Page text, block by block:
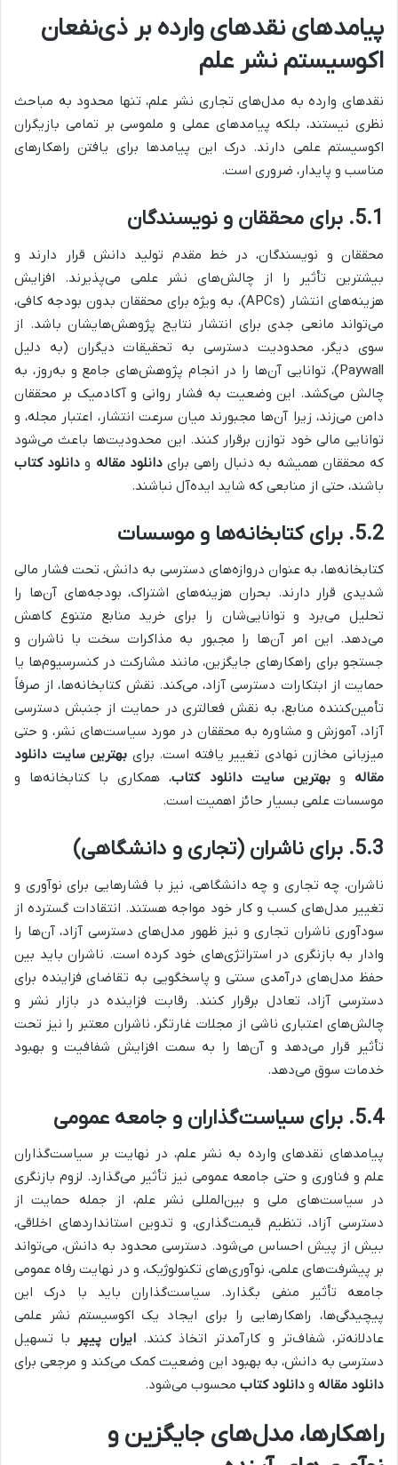
پیامدهای نقدهای وارده بر ذی‌نفعان
اکوسیستم نشر علم
نقدهای وارده به مدل‌های تجاری نشر علم، تنها محدود به مباحث
نظری نیستند، بلکه پیامدهای عملی و ملموسی بر تمامی بازیگران
اکوسیستم علمی دارند. درک این پیامدها برای یافتن راهکارهای
مناسب و پایدار، ضروری است.
5.1. برای محققان و نویسندگان
محققان و نویسندگان، در خط مقدم تولید دانش قرار دارند و
بیشترین تأثیر را از چالش‌های نشر علمی می‌پذیرند. افزایش
هزینه‌های انتشار (APCs)، به ویژه برای محققان بدون بودجه کافی،
می‌تواند مانعی جدی برای انتشار نتایج پژوهش‌هایشان باشد. از
سوی دیگر، محدودیت دسترسی به تحقیقات دیگران (به دلیل
Paywall)، توانایی آن‌ها را در انجام پژوهش‌های جامع و به‌روز، به
چالش می‌کشد. این وضعیت به فشار روانی و آکادمیک بر محققان
دامن می‌زند، زیرا آن‌ها مجبورند میان سرعت انتشار، اعتبار مجله، و
توانایی مالی خود توازن برقرار کنند. این محدودیت‌ها باعث می‌شود
که محققان همیشه به دنبال راهی برایدانلود مقاله و دانلود کتاب
باشند، حتی از منابعی که شاید ایده‌آل نباشند.
5.2. برای کتابخانه‌ها و موسسات
کتابخانه‌ها، به عنوان دروازه‌های دسترسی به دانش، تحت فشار مالی
شدیدی قرار دارند. بحران هزینه‌های اشتراک، بودجه‌های آن‌ها را
تحلیل می‌برد و توانایی‌شان را برای خرید منابع متنوع کاهش
می‌دهد. این امر آن‌ها را مجبور به مذاکرات سخت با ناشران و
جستجو برای راهکارهای جایگزین، مانند مشارکت در کنسرسیوم‌ها یا
حمایت از ابتکارات دسترسی آزاد، می‌کند. نقش کتابخانه‌ها، از صرفاً
تأمین‌کننده منابع، به نقش فعالتری در حمایت از جنبش دسترسی
آزاد، آموزش و مشاوره به محققان در مورد سیاست‌های نشر، و حتی
میزبانی مخازن نهادی تغییر یافته است. برای بهترین سایت دانلود
مقاله وبهترین سایت دانلود کتاب، همکاری با کتابخانه‌ها و
موسسات علمی بسیار حائز اهمیت است.
5.3. برای ناشران (تجاری و دانشگاهی)
ناشران، چه تجاری و چه دانشگاهی، نیز با فشارهایی برای نوآوری و
تغییر مدل‌های کسب و کار خود مواجه هستند. انتقادات گسترده از
سودآوری ناشران تجاری و نیز ظهور مدل‌های دسترسی آزاد، آن‌ها را
وادار به بازنگری در استراتژی‌های خود کرده است. ناشران باید بین
حفظ مدل‌های درآمدی سنتی و پاسخگویی به تقاضای فزاینده برای
دسترسی آزاد، تعادل برقرار کنند. رقابت فزاینده در بازار نشر و
چالش‌های اعتباری ناشی از مجلات غارتگر، ناشران معتبر را نیز تحت
تأثیر قرار می‌دهد و آن‌ها را به سمت افزایش شفافیت و بهبود
خدمات سوق می‌دهد.
5.4. برای سیاست‌گذاران و جامعه عمومی
پیامدهای نقدهای وارده به نشر علم، در نهایت بر سیاست‌گذاران
علم و فناوری و حتی جامعه عمومی نیز تأثیر می‌گذارد. لزوم بازنگری
در سیاست‌های ملی و بین‌المللی نشر علم، از جمله حمایت از
دسترسی آزاد، تنظیم قیمت‌گذاری، و تدوین استانداردهای اخلاقی،
بیش از پیش احساس می‌شود. دسترسی محدود به دانش، می‌تواند
بر پیشرفت‌های علمی، نوآوری‌های تکنولوژیک، و در نهایت رفاه عمومی
جامعه تأثیر منفی بگذارد. سیاست‌گذاران باید با درک این
پیچیدگی‌ها، راهکارهایی را برای ایجاد یک اکوسیستم نشر علمی
عادلانه‌تر، شفاف‌تر و کارآمدتر اتخاذ کنند.ایران پیپر با تسهیل
دسترسی به دانش، به بهبود این وضعیت کمک می‌کند و مرجعی برای
دانلود مقاله و دانلود کتاب محسوب می‌شود.
راهکارها، مدل‌های جایگزین و